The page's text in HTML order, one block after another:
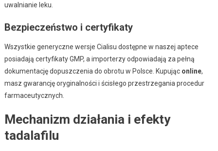
uwalnianie leku.
Bezpieczeństwo i certyfikaty
Wszystkie generyczne wersje Cialisu dostępne w naszej aptece
posiadają certyfikaty GMP, a importerzy odpowiadają za pełną
dokumentację dopuszczenia do obrotu w Polsce. Kupując online,
masz gwarancję oryginalności i ścisłego przestrzegania procedur
farmaceutycznych.
Mechanizm działania i efekty
tadalafilu